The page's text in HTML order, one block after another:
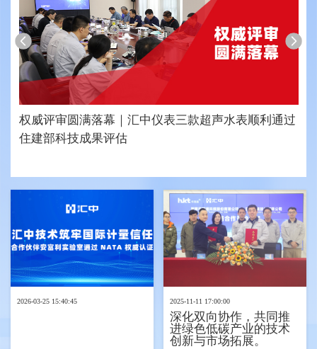
权威评审圆满落幕｜汇中仪表三款超声水表顺利通过
住建部科技成果评估
2026-03-25 15:40:45 2025-11-11 17:00:00
深化双向协作，共同推
进绿色低碳产业的技术
创新与市场拓展。